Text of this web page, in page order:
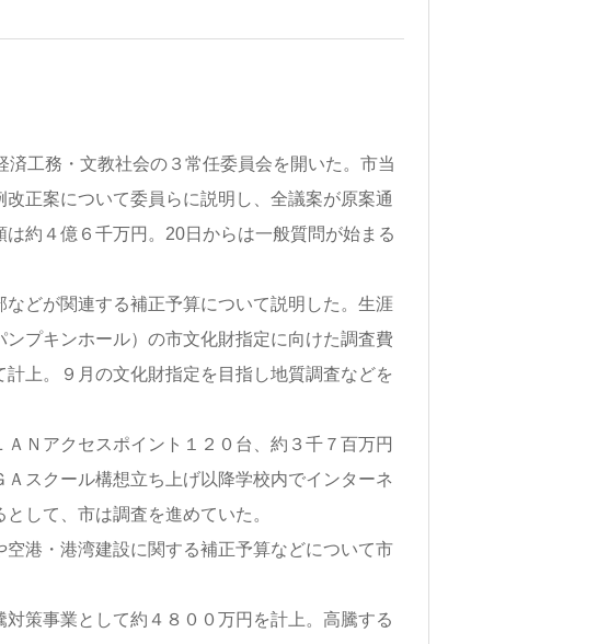
工務・文教社会の３常任委員会を開いた。市当
正案について委員らに説明し、全議案が原案通
約４億６千万円。20日からは一般質問が始まる
どが関連する補正予算について説明した。生涯
プキンホール）の市文化財指定に向けた調査費
上。９月の文化財指定を目指し地質調査などを
Ｎアクセスポイント１２０台、約３千７百万円
スクール構想立ち上げ以降学校内でインターネ
して、市は調査を進めていた。
港・港湾建設に関する補正予算などについて市
策事業として約４８００万円を計上。高騰する